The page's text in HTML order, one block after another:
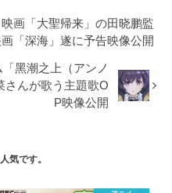
画「大聖帰来」の田晓鹏監
「深海」遂に予告映像公開
黑潮之上（アンノ
さんが歌う主題歌O
P映像公開
気です。